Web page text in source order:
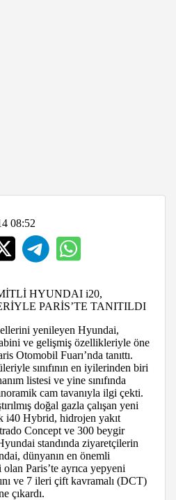
08:52
HYUNDAI i20,
PARİS’TE TANITILDI
yenileyen Hyundai,
ve gelişmiş özellikleriyle öne
Otomobil Fuarı’nda tanıttı.
sınıfının en iyilerinden biri
listesi ve yine sınıfında
cam tavanıyla ilgi çekti.
doğal gazla çalışan yeni
i40 Hybrid, hidrojen yakıt
Concept ve 300 beygir
standında ziyaretçilerin
dünyanın en önemli
Paris’te ayrıca yepyeni
ve 7 ileri çift kavramalı (DCT)
çıkardı.